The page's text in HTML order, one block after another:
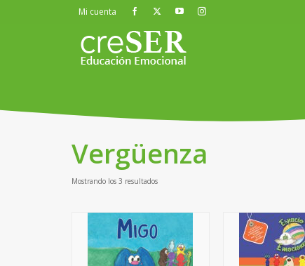
Mi cuenta
Vergüenza
Mostrando los 3 resultados